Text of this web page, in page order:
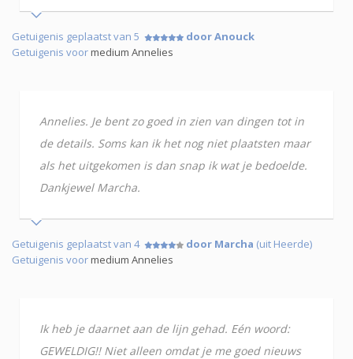
Getuigenis geplaatst van 5
door Anouck
Getuigenis voormedium Annelies
Annelies. Je bent zo goed in zien van dingen tot in
de details. Soms kan ik het nog niet plaatsten maar
als het uitgekomen is dan snap ik wat je bedoelde.
Dankjewel Marcha.
Getuigenis geplaatst van 4 door Marcha (uit Heerde)
Getuigenis voormedium Annelies
Ik heb je daarnet aan de lijn gehad. Eén woord:
GEWELDIG!! Niet alleen omdat je me goed nieuws